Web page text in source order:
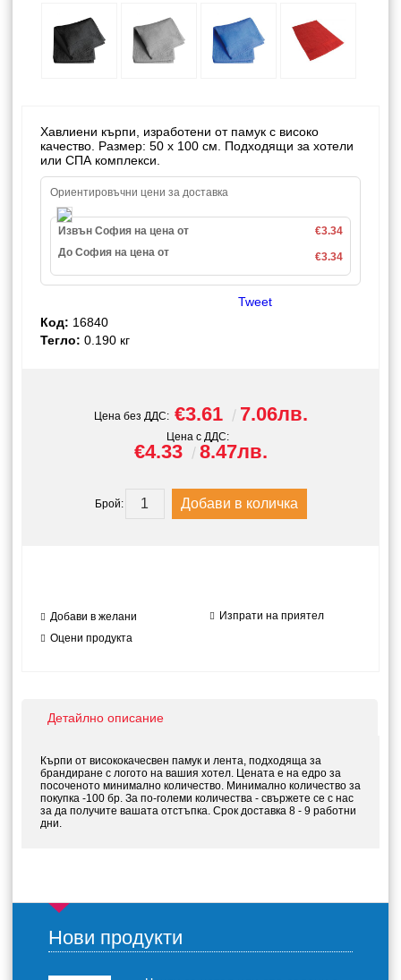
Хавлиени кърпи, изработени от памук с високо
качество. Размер: 50 х 100 см. Подходящи за хотели
или СПА комплекси.
Ориентировъчни цени за доставка
Извън София на цена от
€3.34
До София на цена от
€3.34
Tweet
Код: 16840
Тегло: 0.190 кг
Цена без ДДС: €3.61 7.06лв.
Цена с ДДС:
€4.33 8.47лв.
Брой:
Добави в желани
Изпрати на приятел
Оцени продукта
Детайлно описание
Кърпи от висококачесвен памук и лента, подходяща за
брандиране с логото на вашия хотел. Цената е на едро за
посоченото минимално количество. Минимално количество за
покупка -100 бр. За по-големи количества - свържете се с нас
за да получите вашата отстъпка. Срок доставка 8 - 9 работни
дни.
Нови продукти